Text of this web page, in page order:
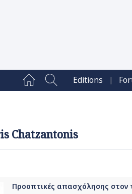
Editions |
Chatzantonis
Προοπτικές απασχόλησης στον